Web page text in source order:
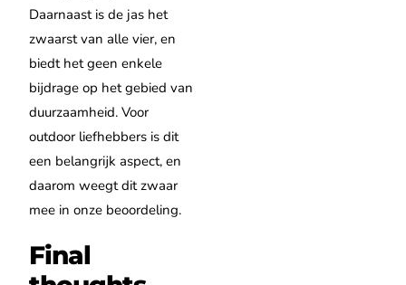
Daarnaast is de jas het
zwaarst van alle vier, en
biedt het geen enkele
bijdrage op het gebied van
duurzaamheid. Voor
outdoor liefhebbers is dit
een belangrijk aspect, en
daarom weegt dit zwaar
mee in onze beoordeling.
Final